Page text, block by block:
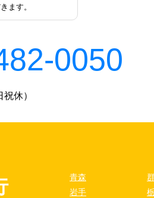
ます。
0050
休）
青森
岩手